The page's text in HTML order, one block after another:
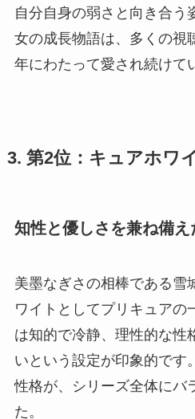
自分自身の弱さと向き合う
女の成長物語は、多くの視
年にわたって愛され続けて
3. 第2位：キュアホワ
知性と優しさを兼ね備
美墨なぎさの相棒である雪
ワイトとしてプリキュアの
は知的で冷静、理性的な性
いという設定が印象的です
性格が、シリーズ全体にバ
た。